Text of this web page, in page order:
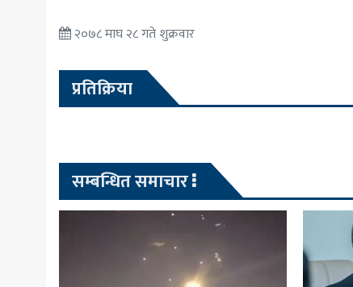
२०७८ माघ २८ गते शुक्रवार
प्रतिक्रिया
सम्बन्धित समाचार